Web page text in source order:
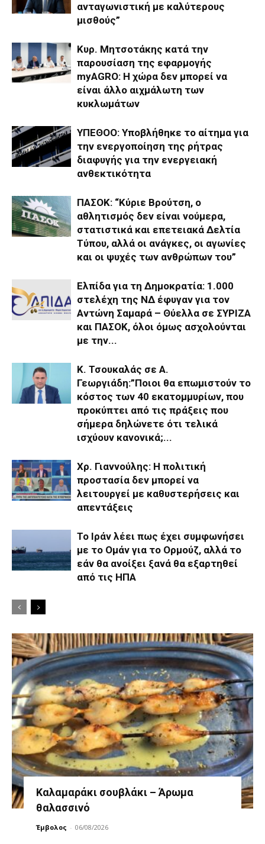
ανταγωνιστική με καλύτερους
μισθούς”
Κυρ. Μητσοτάκης κατά την
παρουσίαση της εφαρμογής
myAGRO: Η χώρα δεν μπορεί να
είναι άλλο αιχμάλωτη των
κυκλωμάτων
ΥΠΕΘΟΟ: Υποβλήθηκε το αίτημα για
την ενεργοποίηση της ρήτρας
διαφυγής για την ενεργειακή
ανθεκτικότητα
ΠΑΣΟΚ: “Κύριε Βρούτση, ο
αθλητισμός δεν είναι νούμερα,
στατιστικά και επετειακά Δελτία
Τύπου, αλλά οι ανάγκες, οι αγωνίες
και οι ψυχές των ανθρώπων του”
Ελπίδα για τη Δημοκρατία: 1.000
στελέχη της ΝΔ έφυγαν για τον
Αντώνη Σαμαρά – Θύελλα σε ΣΥΡΙΖΑ
και ΠΑΣΟΚ, όλοι όμως ασχολούνται
με την...
Κ. Τσουκαλάς σε Α.
Γεωργιάδη:”Ποιοι θα επωμιστούν το
κόστος των 40 εκατομμυρίων, που
προκύπτει από τις πράξεις που
σήμερα δηλώνετε ότι τελικά
ισχύουν κανονικά;...
Χρ. Γιαννούλης: Η πολιτική
προστασία δεν μπορεί να
λειτουργεί με καθυστερήσεις και
απεντάξεις
Το Ιράν λέει πως έχει συμφωνήσει
με το Ομάν για το Ορμούζ, αλλά το
εάν θα ανοίξει ξανά θα εξαρτηθεί
από τις ΗΠΑ
Καλαμαράκι σουβλάκι – Άρωμα
θαλασσινό
Έμβολος - 06/08/2026